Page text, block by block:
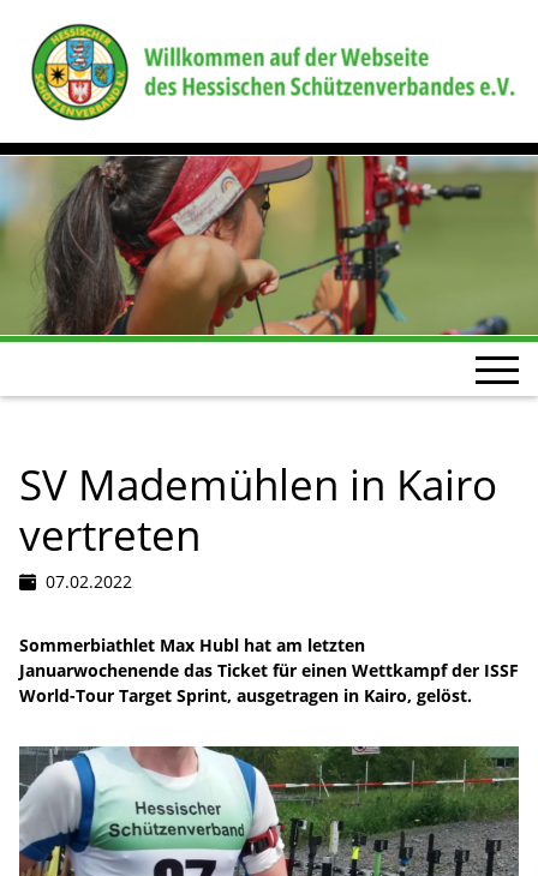
SV Mademühlen in Kairo
vertreten
07.02.2022
Sommerbiathlet Max Hubl hat am letzten
Januarwochenende das Ticket für einen Wettkampf der ISSF
World-Tour Target Sprint, ausgetragen in Kairo, gelöst.